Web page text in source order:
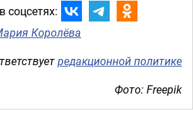
соцсетях:
Королёва
редакционной политике
Фото: Freepik